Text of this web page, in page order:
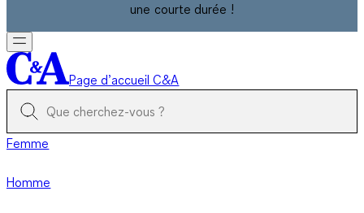
une courte durée !
Page d’accueil C&A
Femme
Homme